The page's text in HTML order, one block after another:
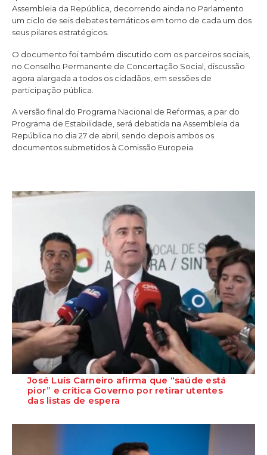
Assembleia da República, decorrendo ainda no Parlamento
um ciclo de seis debates temáticos em torno de cada um dos
seus pilares estratégicos.
O documento foi também discutido com os parceiros sociais,
no Conselho Permanente de Concertação Social, discussão
agora alargada a todos os cidadãos, em sessões de
participação pública.
A versão final do Programa Nacional de Reformas, a par do
Programa de Estabilidade, será debatida na Assembleia da
República no dia 27 de abril, sendo depois ambos os
documentos submetidos à Comissão Europeia.
José Luís Carneiro afirma que “saúde está
pior” e critica Governo por retirar utentes
das listas de espera